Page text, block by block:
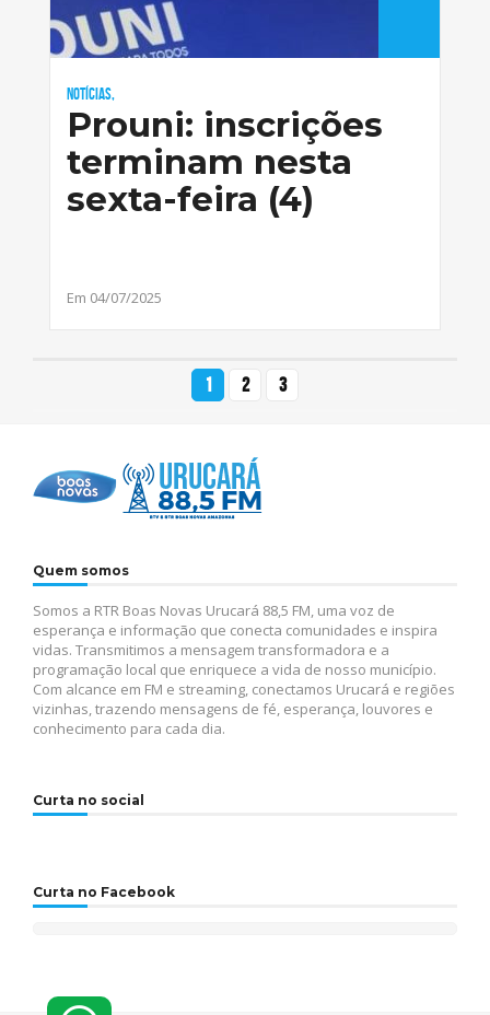
Notícias,
Prouni: inscrições
terminam nesta
sexta-feira (4)
Em 04/07/2025
1 2 3
Quem somos
Somos a RTR Boas Novas Urucará 88,5 FM, uma voz de
esperança e informação que conecta comunidades e inspira
vidas. Transmitimos a mensagem transformadora e a
programação local que enriquece a vida de nosso município.
Com alcance em FM e streaming, conectamos Urucará e regiões
vizinhas, trazendo mensagens de fé, esperança, louvores e
conhecimento para cada dia.
Curta no social
Curta no Facebook